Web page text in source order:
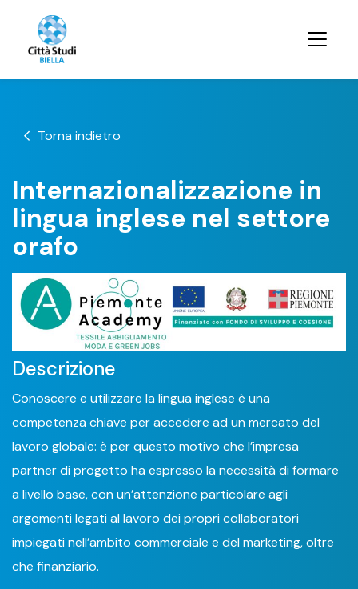
Torna indietro
Internazionalizzazione in
lingua inglese nel settore
orafo
Descrizione
Conoscere e utilizzare la lingua inglese è una
competenza chiave per accedere ad un mercato del
lavoro globale: è per questo motivo che l’impresa
partner di progetto ha espresso la necessità di formare
a livello base, con un’attenzione particolare agli
argomenti legati al lavoro dei propri collaboratori
impiegati nell’ambito commerciale e del marketing, oltre
che finanziario.